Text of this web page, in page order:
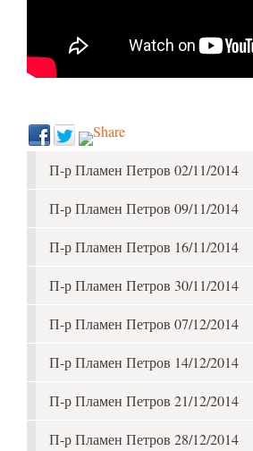
П-р Пламен Петров 02/11/2014
П-р Пламен Петров 09/11/2014
П-р Пламен Петров 16/11/2014
П-р Пламен Петров 30/11/2014
П-р Пламен Петров 07/12/2014
П-р Пламен Петров 14/12/2014
П-р Пламен Петров 21/12/2014
П-р Пламен Петров 28/12/2014